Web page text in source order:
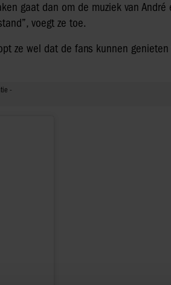
gaat dan om de muziek van André
voegt ze toe.
ze wel dat de fans kunnen genieten